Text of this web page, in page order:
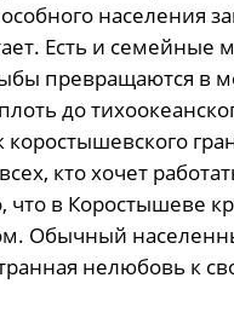
населения
Есть и семейные
превращаются в
до
кто хочет
что в Коростышеве
Обычный
нелюбовь к